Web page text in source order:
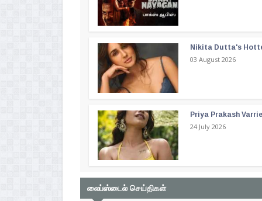
Nikita Dutta's
03 August 2026
Priya Prakash
24 July 2026
லைப்ஸ்டைல் செய்திகள்